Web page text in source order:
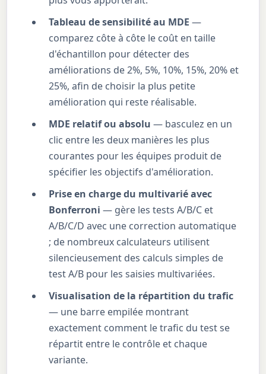
Tableau de sensibilité au MDE —
comparez côte à côte le coût en taille
d'échantillon pour détecter des
améliorations de 2%, 5%, 10%, 15%, 20% et
25%, afin de choisir la plus petite
amélioration qui reste réalisable.
MDE relatif ou absolu — basculez en un
clic entre les deux manières les plus
courantes pour les équipes produit de
spécifier les objectifs d'amélioration.
Prise en charge du multivarié avec
Bonferroni — gère les tests A/B/C et
A/B/C/D avec une correction automatique
; de nombreux calculateurs utilisent
silencieusement des calculs simples de
test A/B pour les saisies multivariées.
Visualisation de la répartition du trafic
— une barre empilée montrant
exactement comment le trafic du test se
répartit entre le contrôle et chaque
variante.